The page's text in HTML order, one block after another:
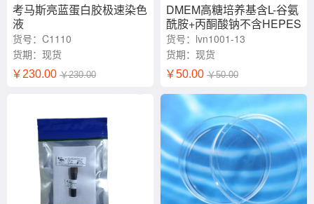
考马斯亮蓝蛋白胶极速染色
液
货号：C1110
货期：现货
￥230.00 ￥230.00
DMEM高糖培养基含L-谷氨
酰胺+丙酮酸钠不含HEPES
培养基
货号：lvn1001-13
货期：现货
￥50.00 ￥50.00